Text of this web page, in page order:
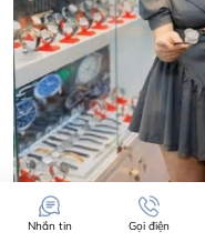
LOẠI ĐỒNG HỒ
Nhắn tin Gọi điện